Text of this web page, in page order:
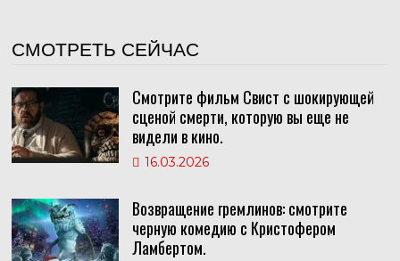
СМОТРЕТЬ СЕЙЧАС
Смотрите фильм Свист с шокирующей
сценой смерти, которую вы еще не
видели в кино.
16.03.2026
Возвращение гремлинов: смотрите
черную комедию с Кристофером
Ламбертом.